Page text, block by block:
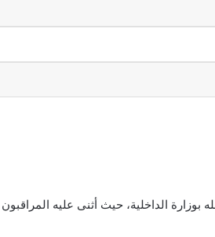
الداخلية، حيث أثنى عليه المراقبون